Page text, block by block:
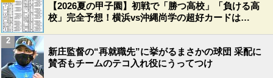
【2026夏の甲子園】初戦で「勝つ高校」「負ける高
校」完全予想！横浜vs沖縄尚学の超好カードは…
新庄監督の“再就職先”に挙がるまさかの球団 采配に
賛否もチームのテコ入れ役にうってつけ
2